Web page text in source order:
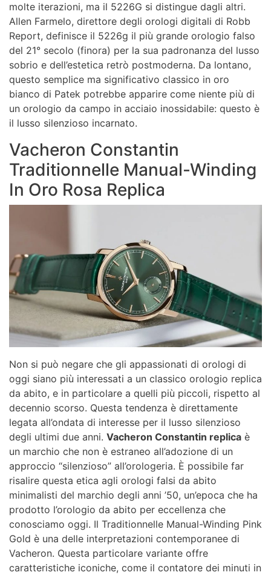
molte iterazioni, ma il 5226G si distingue dagli altri.
Allen Farmelo, direttore degli orologi digitali di Robb
Report, definisce il 5226g il più grande orologio falso
del 21° secolo (finora) per la sua padronanza del lusso
sobrio e dell’estetica retrò postmoderna. Da lontano,
questo semplice ma significativo classico in oro
bianco di Patek potrebbe apparire come niente più di
un orologio da campo in acciaio inossidabile: questo è
il lusso silenzioso incarnato.
Vacheron Constantin
Traditionnelle Manual-Winding
In Oro Rosa Replica
Non si può negare che gli appassionati di orologi di
oggi siano più interessati a un classico orologio replica
da abito, e in particolare a quelli più piccoli, rispetto al
decennio scorso. Questa tendenza è direttamente
legata all’ondata di interesse per il lusso silenzioso
degli ultimi due anni. Vacheron Constantin replica è
un marchio che non è estraneo all’adozione di un
approccio “silenzioso” all’orologeria. È possibile far
risalire questa etica agli orologi falsi da abito
minimalisti del marchio degli anni ’50, un’epoca che ha
prodotto l’orologio da abito per eccellenza che
conosciamo oggi. Il Traditionnelle Manual-Winding Pink
Gold è una delle interpretazioni contemporanee di
Vacheron. Questa particolare variante offre
caratteristiche iconiche, come il contatore dei minuti in